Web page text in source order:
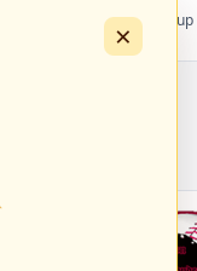
B Pool 2026 - Group
×